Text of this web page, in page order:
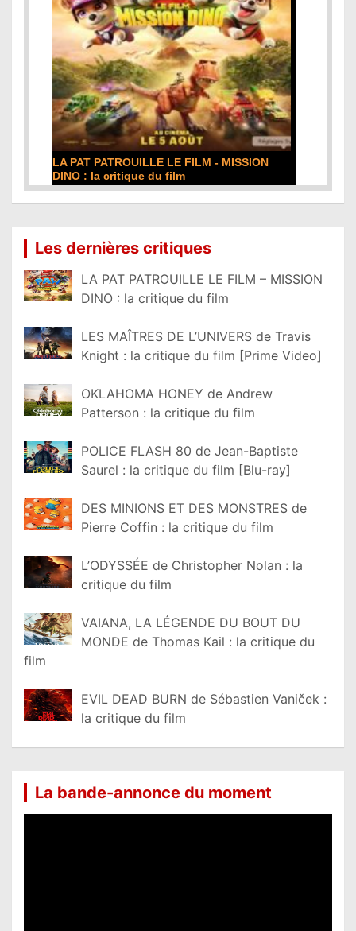
DE LA COMÉDIE-FRANÇAISE : la critique du
film
Les dernières critiques
LA PAT PATROUILLE LE FILM – MISSION
DINO : la critique du film
LES MAÎTRES DE L’UNIVERS de Travis
Knight : la critique du film [Prime Video]
OKLAHOMA HONEY de Andrew
Patterson : la critique du film
POLICE FLASH 80 de Jean-Baptiste
Saurel : la critique du film [Blu-ray]
DES MINIONS ET DES MONSTRES de
Pierre Coffin : la critique du film
L’ODYSSÉE de Christopher Nolan : la
critique du film
VAIANA, LA LÉGENDE DU BOUT DU
MONDE de Thomas Kail : la critique du
film
EVIL DEAD BURN de Sébastien Vaniček :
la critique du film
La bande-annonce du moment